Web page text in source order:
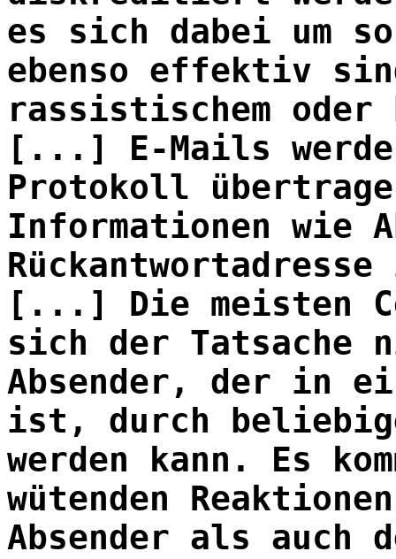
es sich dabei um
ebenso effektiv
rassistischem
[...] E-Mails
Protokoll
Informationen wie
[...] Die meisten
sich der Tatsache
Absender, der in
ist, durch
werden kann. Es
wütenden
Absender als auch